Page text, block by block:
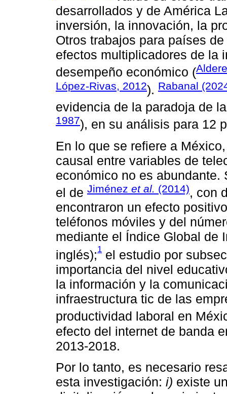
desarrollados y de América
inversión, la innovación, la
Otros trabajos para países
efectos multiplicadores de la
desempeño económico (
López-Rivas, 2012). Rabanal
evidencia de la paradoja de
1987), en su análisis para 12
En lo que se refiere a
causal entre variables de
económico no es
el de Jiménez et al. (2014), con
encontraron un efecto
teléfonos móviles y del
mediante el Índice Global de
inglés);1 el estudio por
importancia del nivel
la información y la
infraestructura tic de las
productividad laboral en
efecto del internet de banda
2013-2018.
Por lo tanto, es necesario
esta investigación: i) existe